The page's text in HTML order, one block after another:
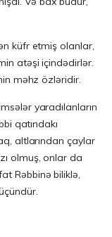
küfr etmiş olanlar,
atəşi içindədirlər.
məhz özləridir.
yaradılanların
qatındakı
altlarından çaylar
olmuş, onlar da
Rəbbinə biliklə,